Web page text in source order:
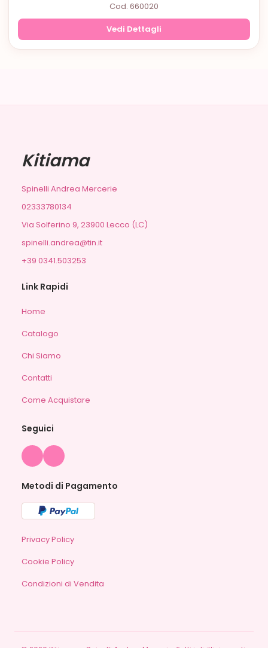
Cod. 660020
Vedi Dettagli
Kitiama
Spinelli Andrea Mercerie
02333780134
Via Solferino 9, 23900 Lecco (LC)
spinelli.andrea@tin.it
+39 0341.503253
Link Rapidi
Home
Catalogo
Chi Siamo
Contatti
Come Acquistare
Seguici
Metodi di Pagamento
Privacy Policy
Cookie Policy
Condizioni di Vendita